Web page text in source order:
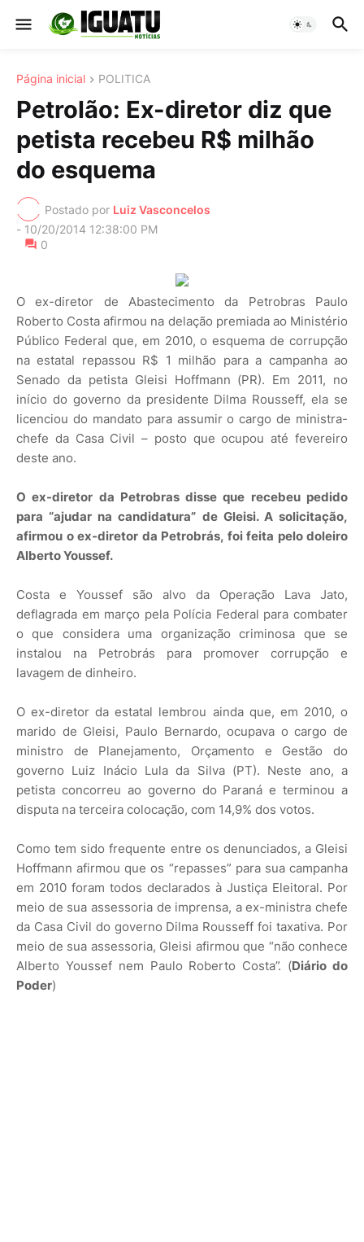
Página inicial POLITICA
Petrolão: Ex-diretor diz que
petista recebeu R$ milhão
do esquema
Postado por Luiz Vasconcelos
- 10/20/2014 12:38:00 PM
0
O ex-diretor de Abastecimento da Petrobras Paulo
Roberto Costa afirmou na delação premiada ao Ministério
Público Federal que, em 2010, o esquema de corrupção
na estatal repassou R$ 1 milhão para a campanha ao
Senado da petista Gleisi Hoffmann (PR). Em 2011, no
início do governo da presidente Dilma Rousseff, ela se
licenciou do mandato para assumir o cargo de ministra-
chefe da Casa Civil – posto que ocupou até fevereiro
deste ano.
O ex-diretor da Petrobras disse que recebeu pedido
para “ajudar na candidatura” de Gleisi. A solicitação,
afirmou o ex-diretor da Petrobrás, foi feita pelo doleiro
Alberto Youssef.
Costa e Youssef são alvo da Operação Lava Jato,
deflagrada em março pela Polícia Federal para combater
o que considera uma organização criminosa que se
instalou na Petrobrás para promover corrupção e
lavagem de dinheiro.
O ex-diretor da estatal lembrou ainda que, em 2010, o
marido de Gleisi, Paulo Bernardo, ocupava o cargo de
ministro de Planejamento, Orçamento e Gestão do
governo Luiz Inácio Lula da Silva (PT). Neste ano, a
petista concorreu ao governo do Paraná e terminou a
disputa na terceira colocação, com 14,9% dos votos.
Como tem sido frequente entre os denunciados, a Gleisi
Hoffmann afirmou que os “repasses” para sua campanha
em 2010 foram todos declarados à Justiça Eleitoral. Por
meio de sua assessoria de imprensa, a ex-ministra chefe
da Casa Civil do governo Dilma Rousseff foi taxativa. Por
meio de sua assessoria, Gleisi afirmou que “não conhece
Alberto Youssef nem Paulo Roberto Costa”. (Diário do
Poder)